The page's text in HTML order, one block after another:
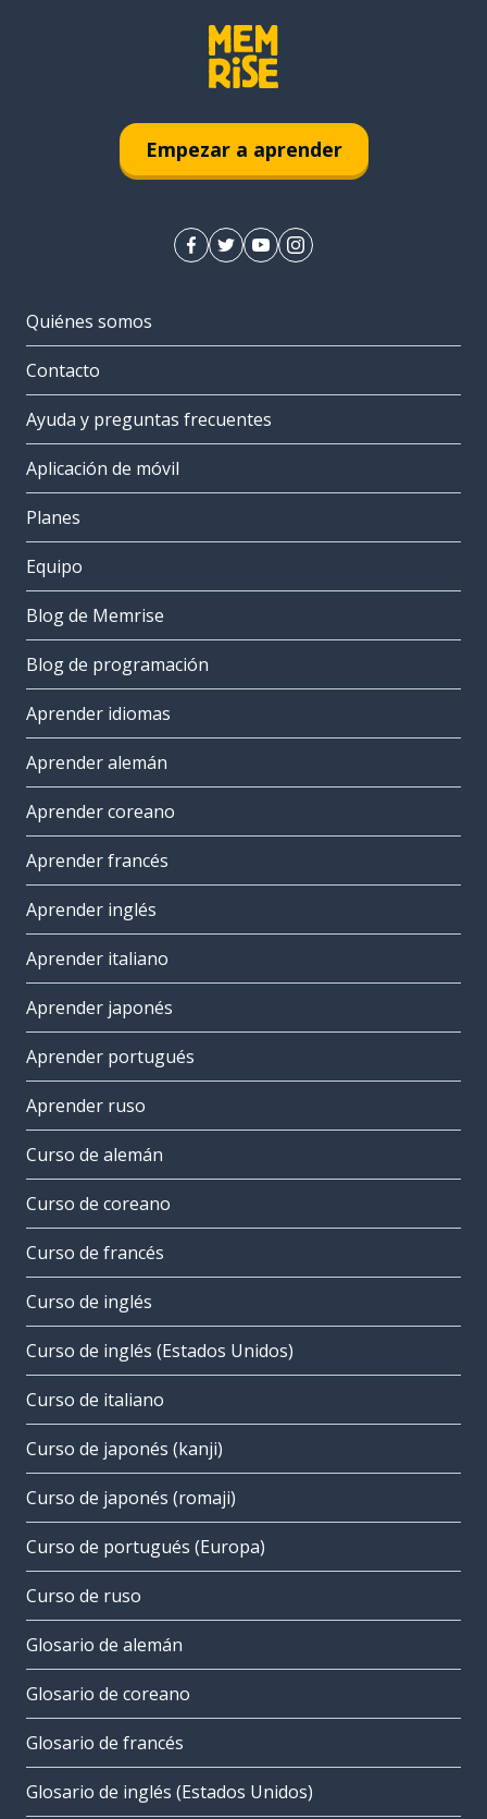
Empezar a aprender
Quiénes somos
Contacto
Ayuda y preguntas frecuentes
Aplicación de móvil
Planes
Equipo
Blog de Memrise
Blog de programación
Aprender idiomas
Aprender alemán
Aprender coreano
Aprender francés
Aprender inglés
Aprender italiano
Aprender japonés
Aprender portugués
Aprender ruso
Curso de alemán
Curso de coreano
Curso de francés
Curso de inglés
Curso de inglés (Estados Unidos)
Curso de italiano
Curso de japonés (kanji)
Curso de japonés (romaji)
Curso de portugués (Europa)
Curso de ruso
Glosario de alemán
Glosario de coreano
Glosario de francés
Glosario de inglés (Estados Unidos)